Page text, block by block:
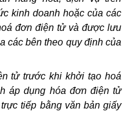
kinh doanh hoặc của các
đơn điện tử và được lưu
các bên theo quy định của
tử trước khi khởi tạo hoá
áp dụng hóa đơn điện tử
tiếp bằng văn bản giấy